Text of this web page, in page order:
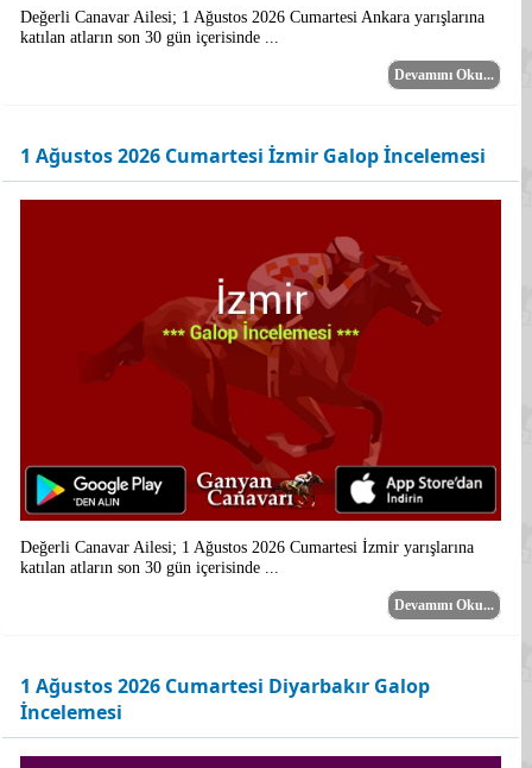
Değerli Canavar Ailesi; 1 Ağustos 2026 Cumartesi Ankara yarışlarına
katılan atların son 30 gün içerisinde ...
Devamını Oku...
1 Ağustos 2026 Cumartesi İzmir Galop İncelemesi
Değerli Canavar Ailesi; 1 Ağustos 2026 Cumartesi İzmir yarışlarına
katılan atların son 30 gün içerisinde ...
Devamını Oku...
1 Ağustos 2026 Cumartesi Diyarbakır Galop
İncelemesi